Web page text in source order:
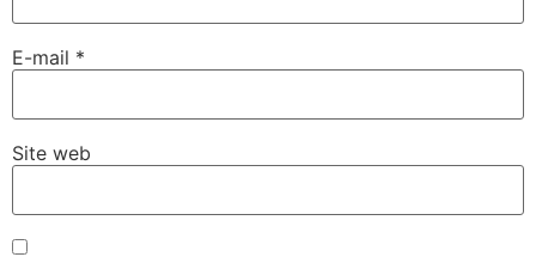
E-mail *
Site web